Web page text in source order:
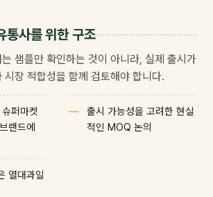
통사를 위한 구조
샘플만 확인하는 것이 아니라, 실제 출시가
시장 적합성을 함께 검토해야 합니다.
퍼마켓
랜드에
출시 가능성을 고려한 현실
적인 MOQ 논의
열대과일